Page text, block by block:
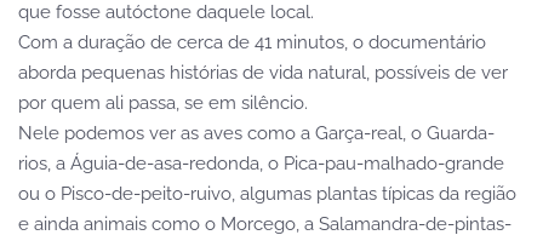
que fosse autóctone daquele local.
Com a duração de cerca de 41 minutos, o documentário
aborda pequenas histórias de vida natural, possíveis de ver
por quem ali passa, se em silêncio.
Nele podemos ver as aves como a Garça-real, o Guarda-
rios, a Águia-de-asa-redonda, o Pica-pau-malhado-grande
ou o Pisco-de-peito-ruivo, algumas plantas típicas da região
e ainda animais como o Morcego, a Salamandra-de-pintas-